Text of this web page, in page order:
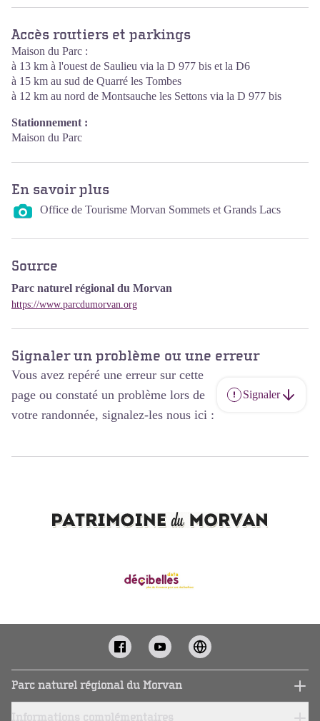
Accès routiers et parkings
Maison du Parc :
à 13 km à l'ouest de Saulieu via la D 977 bis et la D6
à 15 km au sud de Quarré les Tombes
à 12 km au nord de Montsauche les Settons via la D 977 bis
Stationnement :
Maison du Parc
En savoir plus
Office de Tourisme Morvan Sommets et Grands Lacs
Source
Parc naturel régional du Morvan
https://www.parcdumorvan.org
Signaler un problème ou une erreur
Vous avez repéré une erreur sur cette
page ou constaté un problème lors de
votre randonnée, signalez-les nous ici :
Signaler
Parc naturel régional du Morvan
Informations complémentaires